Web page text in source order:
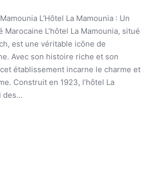
L’Hôtel La Mamounia : Un
Marocaine L’hôtel La Mamounia, situé
est une véritable icône de
Avec son histoire riche et son
établissement incarne le charme et
Construit en 1923, l’hôtel La
des…